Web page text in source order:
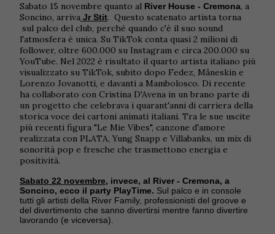
Sabato 15 novembre quanto al River House - Cremona, a
Soncino, arriva Jr Stit. Questo scatenato artista torna
sul palco del club, perché quando c'è il suo sound
l'atmosfera è unica. Su TikTok conta quasi 2 milioni di
follower, oltre 600.000 su Instagram e circa 200.000 su
YouTube. Nel 2022 è risultato il quarto artista italiano più
visualizzato su TikTok, subito dopo Fedez, Måneskin e
Lorenzo Jovanotti, e davanti a Mambolosco. Di recente
ha collaborato con Cristina D'Avena in un brano parte di
un progetto che celebrava i quarant'anni di carriera della
storica voce dei cartoni animati italiani. Tra le sue uscite
più recenti figura "Le Mie Vibes", canzone d'amore
realizzata con PLATA, Yung Snapp e Villabanks, un mix di
sonorità pop e fresche che trasmettono energia e
positività.
Sabato 22 novembre, invece, al River - Cremona, a
Soncino, ecco il party PlayTime. Sul palco e in console
tutti gli artisti della River Family, professionisti del groove e
del divertimento che sanno divertirsi mentre fanno divertire
lavorando (e viceversa).